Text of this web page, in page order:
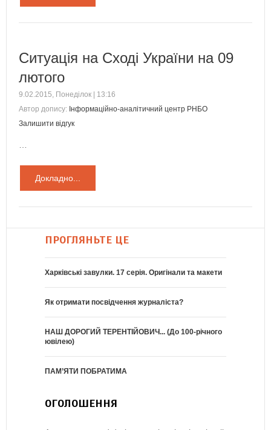
Ситуація на Сході України на 09
лютого
9.02.2015, Понеділок | 13:16
Автор допису: Інформаційно-аналітичний центр РНБО
Залишити відгук
Докладно...
ПРОГЛЯНЬТЕ ЦЕ
Харківські завулки. 17 серія. Оригінали та макети
Як отримати посвідчення журналіста?
НАШ ДОРОГИЙ ТЕРЕНТІЙОВИЧ... (До 100-річного
ювілею)
ПАМ’ЯТИ ПОБРАТИМА
ОГОЛОШЕННЯ